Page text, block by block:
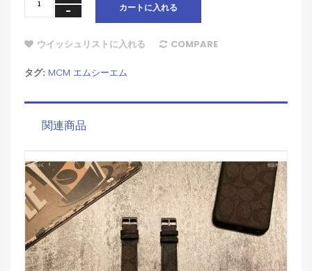
カートに入れる
ウイッシュリストに入れる COMPARE
タグ: MCM エムシーエム
関連商品